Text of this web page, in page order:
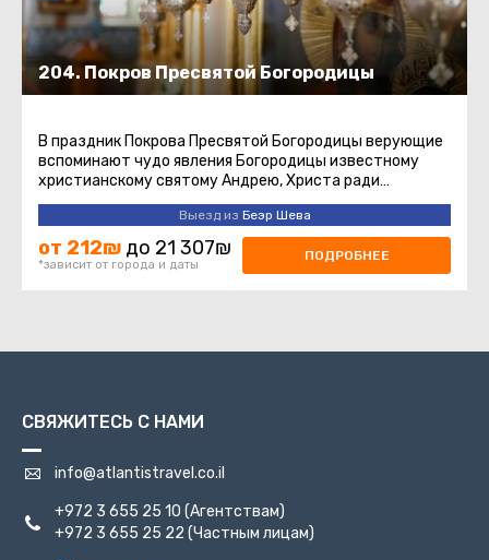
204. Покров Пресвятой Богородицы
В праздник Покрова Пресвятой Богородицы верующие
вспоминают чудо явления Богородицы известному
христианскому святому Андрею, Христа ради
Юродивому, и его ученику ...
Выезд из Беэр Шева
от 212₪ до 21 307₪
*зависит от города и даты
ПОДРОБНЕЕ
СВЯЖИТЕСЬ С НАМИ
info@atlantistravel.co.il
+972 3 655 25 10 (Агентствам)
+972 3 655 25 22 (Частным лицам)